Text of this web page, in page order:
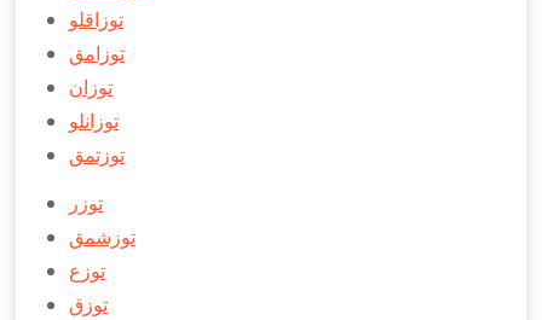
توزاقلو
توزامق
توزان
توزانلو
توزتمق
توزر
توزشمق
توزع
توزق